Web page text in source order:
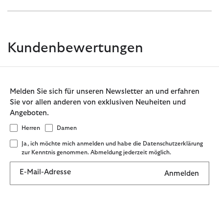
Kundenbewertungen
Melden Sie sich für unseren Newsletter an und erfahren
Sie vor allen anderen von exklusiven Neuheiten und
Angeboten.
Herren Damen
Ja, ich möchte mich anmelden und habe die Datenschutzerklärung
zur Kenntnis genommen. Abmeldung jederzeit möglich.
E-Mail-Adresse Anmelden